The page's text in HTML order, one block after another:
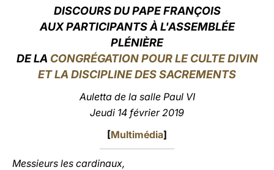
DISCOURS DU PAPE FRANÇOIS
AUX PARTICIPANTS À L'ASSEMBLÉE
PLÉNIÈRE
DE LA CONGRÉGATION POUR LE CULTE DIVIN
ET LA DISCIPLINE DES SACREMENTS
Auletta de la salle Paul VI
Jeudi 14 février 2019
[Multimédia]
Messieurs les cardinaux,